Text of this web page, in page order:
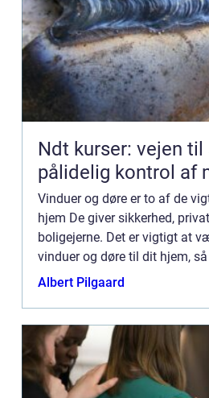
Ndt kurser: vejen til
pålidelig kontrol af
Vinduer og døre er to af de
hjem De giver sikkerhed,
boligejerne. Det er vigtigt at
vinduer og døre til dit hjem,
af alle de fordele, de tilbyder.
Albert Pilgaard